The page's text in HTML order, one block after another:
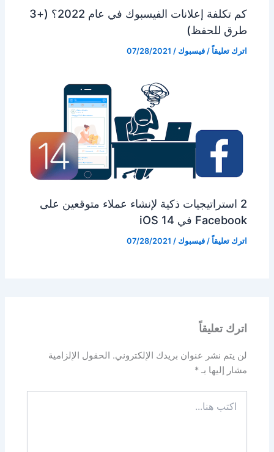
كم تكلفة إعلانات الفيسبوك في عام 2022؟ (+3
طرق للحفظ)
اترك تعليقاً /فيسبوك /
07/28/2021
2 استراتيجيات ذكية لإنشاء عملاء متوقعين على
Facebook في iOS 14
اترك تعليقاً /فيسبوك /
07/28/2021
اترك تعليقاً
لن يتم نشر عنوان بريدك الإلكتروني.
الحقول الإلزامية
مشار إليها بـ*
هنا...